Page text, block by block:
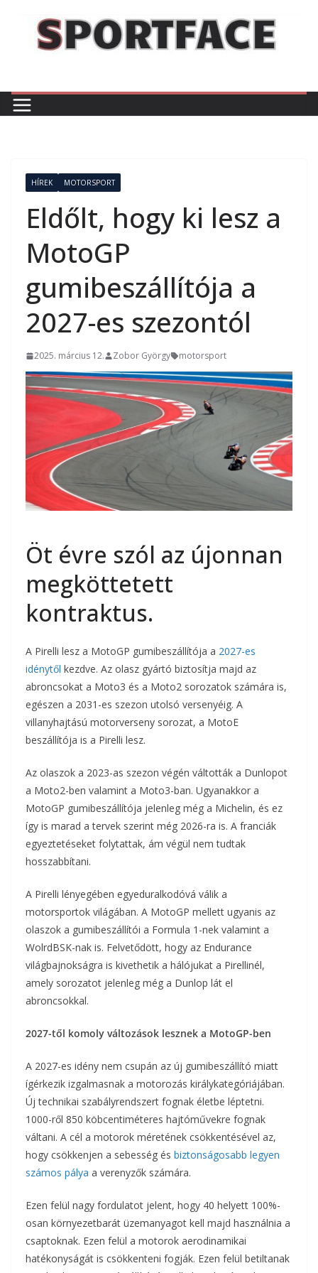
content
HÍREK MOTORSPORT
Eldőlt, hogy ki lesz a
MotoGP
gumibeszállítója a
2027-es szezontól
2025. március 12. Zobor György motorsport
Öt évre szól az újonnan
megköttetett
kontraktus.
A Pirelli lesz a MotoGP gumibeszállítója a 2027-es
idénytől kezdve. Az olasz gyártó biztosítja majd az
abroncsokat a Moto3 és a Moto2 sorozatok számára is,
egészen a 2031-es szezon utolsó versenyéig. A
villanyhajtású motorverseny sorozat, a MotoE
beszállítója is a Pirelli lesz.
Az olaszok a 2023-as szezon végén váltották a Dunlopot
a Moto2-ben valamint a Moto3-ban. Ugyanakkor a
MotoGP gumibeszállítója jelenleg még a Michelin, és ez
így is marad a tervek szerint még 2026-ra is. A franciák
egyeztetéseket folytattak, ám végül nem tudtak
hosszabbítani.
A Pirelli lényegében egyeduralkodóvá válik a
motorsportok világában. A MotoGP mellett ugyanis az
olaszok a gumibeszállítói a Formula 1-nek valamint a
WolrdBSK-nak is. Felvetődött, hogy az Endurance
világbajnokságra is kivethetik a hálójukat a Pirellinél,
amely sorozatot jelenleg még a Dunlop lát el
abroncsokkal.
2027-től komoly változások lesznek a MotoGP-ben
A 2027-es idény nem csupán az új gumibeszállító miatt
ígérkezik izgalmasnak a motorozás királykategóriájában.
Új technikai szabályrendszert fognak életbe léptetni.
1000-ről 850 köbcentiméteres hajtóművekre fognak
váltani. A cél a motorok méretének csökkentésével az,
hogy csökkenjen a sebesség és biztonságosabb legyen
számos pálya a verenyzők számára.
Ezen felül nagy fordulatot jelent, hogy 40 helyett 100%-
osan környezetbarát üzemanyagot kell majd használnia a
csaptoknak. Ezen felül a motorok aerodinamikai
hatékonyságát is csökkenteni fogják. Ezen felül betiltanak